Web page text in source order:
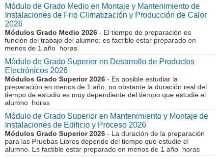
Módulo de Grado Medio en Montaje y Mantenimiento de
Instalaciones de Frio Climatización y Producción de Calor
2026
Módulos Grado Medio 2026 - El tiempo de preparación es
función del trabajo del alumno: es factible estar preparado en
menos de 1 año horas
Módulo de Grado Superior en Desarrollo de Productos
Electrónicos 2026
Módulos Grado Superior 2026 - Es posible estudiar la
preparación en menos de 1 año, no obstante la duración real del
tiempo de estudio es muy dependiente del tiempo que estudie el
alumno horas
Módulo de Grado Superior en Mantenimiento y Montaje de
Instalaciones de Edificio y Proceso 2026
Módulos Grado Superior 2026 - La duración de la preparación
para las Pruebas Libres depende del tiempo que estudie el
alumno. Es factible estar preparado en menos de 1 año horas